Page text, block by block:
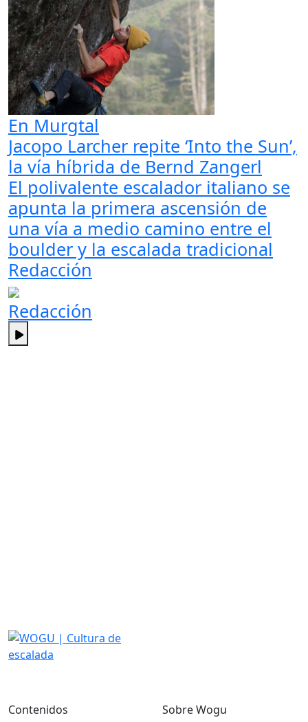
En Murgtal
Jacopo Larcher repite ‘Into the Sun’,
la vía híbrida de Bernd Zangerl
El polivalente escalador italiano se
apunta la primera ascensión de
una vía a medio camino entre el
boulder y la escalada tradicional
Redacción
Redacción
Contenidos
Sobre Wogu